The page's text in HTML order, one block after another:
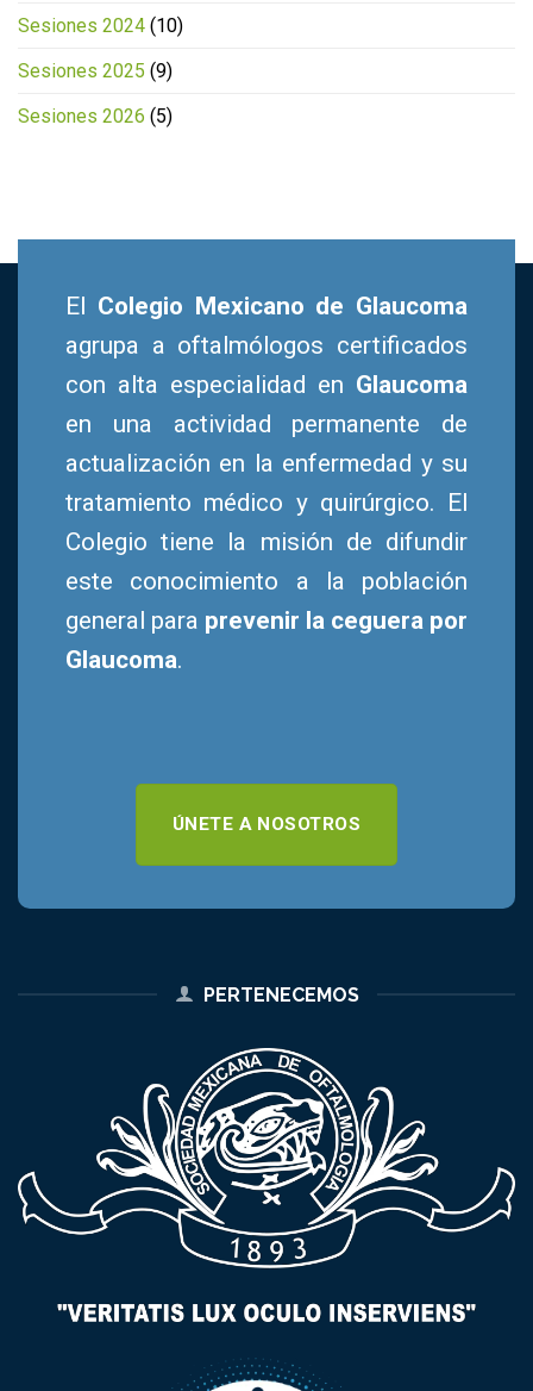
Sesiones 2024 (10)
Sesiones 2025 (9)
Sesiones 2026 (5)
El Colegio Mexicano de Glaucoma
agrupa a oftalmólogos certificados
con alta especialidad en Glaucoma
en una actividad permanente de
actualización en la enfermedad y su
tratamiento médico y quirúrgico. El
Colegio tiene la misión de difundir
este conocimiento a la población
general para prevenir la ceguera por
Glaucoma.
ÚNETE A NOSOTROS
PERTENECEMOS